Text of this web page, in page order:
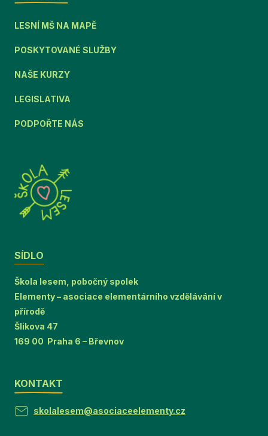
LESNÍ MŠ NA MAPĚ
POSKYTOVANÉ SLUŽBY
NAŠE KURZY
LEGISLATIVA
PODPOŘTE NÁS
SÍDLO
Škola lesem, pobočný spolek
Elementy – asociace elementárního vzdělávání v
přírodě
Šlikova 47
169 00 Praha 6 – Břevnov
KONTAKT
skolalesem@asociaceelementy.cz